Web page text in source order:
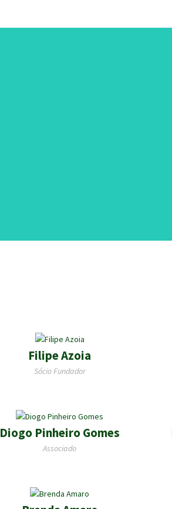
Filipe Azoia
Sócio Fundador
Diogo Pinheiro Gomes
Associado